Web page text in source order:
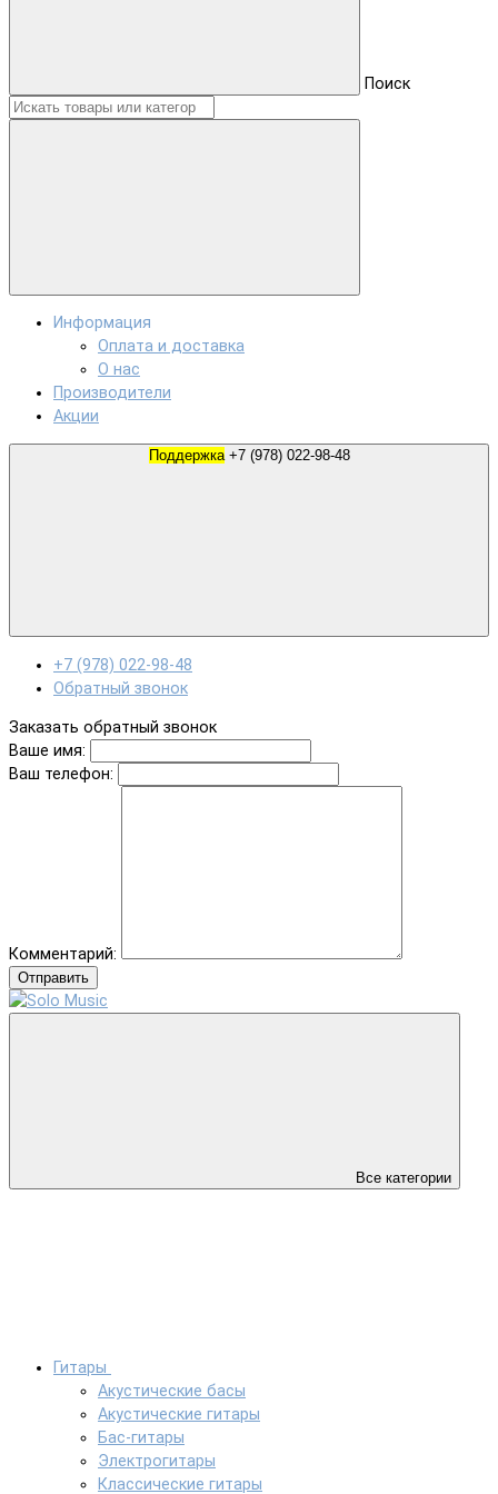
Поиск
Информация
Оплата и доставка
О нас
Производители
Акции
Поддержка +7 (978) 022-98-48
+7 (978) 022-98-48
Обратный звонок
Заказать обратный звонок
Ваше имя:
Ваш телефон:
Комментарий:
Отправить
Все категории
Гитары
Акустические басы
Акустические гитары
Бас-гитары
Электрогитары
Классические гитары